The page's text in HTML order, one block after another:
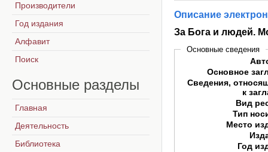
Описание
За Бога и людей.
Основные сведения
Основное
Сведения,
к
Вид
Тип
Место
Год
Производители
Год издания
Алфавит
Поиск
Основные разделы
Главная
Деятельность
Библиотека